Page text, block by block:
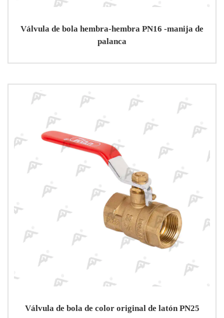
Válvula de bola hembra-hembra PN16 -manija de
palanca
Válvula de bola de color original de latón PN25